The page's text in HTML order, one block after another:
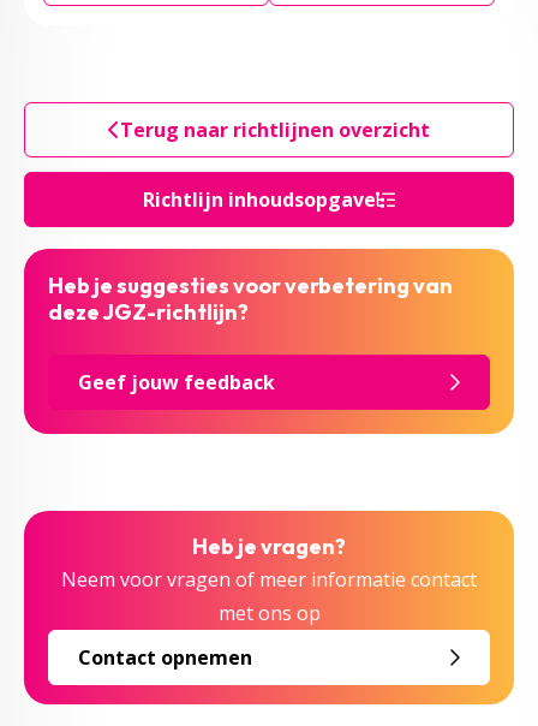
Richtlijn inhoudsopgave
Terug naar richtlijnen overzicht
Heb je suggesties voor verbetering van
deze JGZ-richtlijn?
Geef jouw feedback
Heb je vragen?
Neem voor vragen of meer informatie contact
met ons op
Contact opnemen